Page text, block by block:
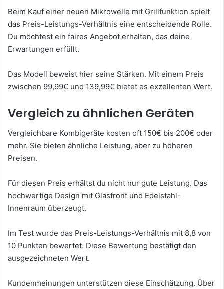
Beim Kauf einer neuen Mikrowelle mit Grillfunktion spielt
das Preis-Leistungs-Verhältnis eine entscheidende Rolle.
Du möchtest ein faires Angebot erhalten, das deine
Erwartungen erfüllt.
Das Modell beweist hier seine Stärken. Mit einem Preis
zwischen 99,99€ und 139,99€ bietet es exzellenten Wert.
Vergleich zu ähnlichen Geräten
Vergleichbare Kombigeräte kosten oft 150€ bis 200€ oder
mehr. Sie bieten ähnliche Leistung, aber zu höheren
Preisen.
Für diesen Preis erhältst du nicht nur gute Leistung. Das
hochwertige Design mit Glasfront und Edelstahl-
Innenraum überzeugt.
Im Test wurde das Preis-Leistungs-Verhältnis mit 8,8 von
10 Punkten bewertet. Diese Bewertung bestätigt den
ausgezeichneten Wert.
Kundenmeinungen unterstützen diese Einschätzung. Über